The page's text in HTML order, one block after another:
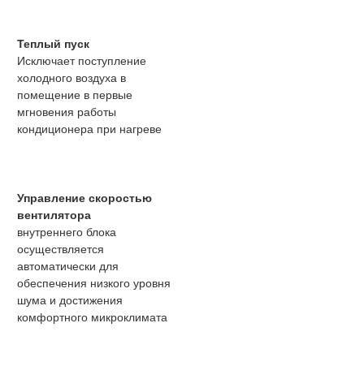
Теплый пуск
Исключает поступление
холодного воздуха в
помещение в первые
мгновения работы
кондиционера при нагреве
Управление скоростью
вентилятора
внутреннего блока
осуществляется
автоматически для
обеспечения низкого уровня
шума и достижения
комфортного микроклимата